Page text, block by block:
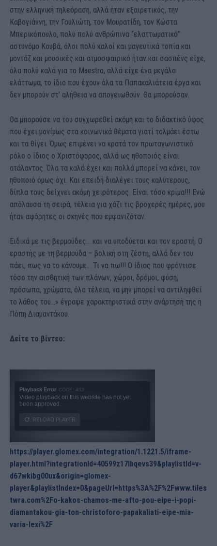
στην ελληνική τηλεόραση, αλλά ήταν εξαιρετικός, την
Καβογιάννη, την Γουλιώτη, τον Μουρατίδη, τον Κώστα
Μπερικόπουλο, πολύ πολύ ανθρώπινα “ελαττωματικό”
αστυνόμο Κουβά, όλοι πολύ καλοί και μαγευτικά τοπία και
μοντάζ και μουσικές και ατμοσφαιρικό ήταν και σασπένς είχε,
όλα πολύ καλά για το Maestro, αλλά είχε ένα μεγάλο
ελάττωμα, το ίδιο που έχουν όλα τα Παπακαλιάτεια έργα και
δεν μπορούν στ’ αλήθεια να απογειωθούν. Θα μπορούσαν.
Θα μπορούσε να του συγχωρεθεί ακόμη και το διδακτικό ύφος
που έχει μονίμως στα κοινωνικά θέματα γιατί τολμάει έστω
και τα θίγει. Όμως επιμένει να κρατά τον πρωταγωνιστικό
ρόλο ο ίδιος ο Χριστόφορος, αλλά ως ηθοποιός είναι
ατάλαντος. Όλα τα καλά έχει και πολλά μπορεί να κάνει, τον
ηθοποιό όμως όχι. Και επειδή διαλέγει τους καλύτερους,
δίπλα τους δείχνει ακόμη χειρότερος. Είναι τόσο κρίμα!!! Ενώ
απόλαυσα τη σειρά, τέλεια για χάζι τις βροχερές ημέρες, μου
ήταν αφόρητες οι σκηνές που εμφανιζόταν.
Ειδικά με τις βερμούδες… και να υποδύεται και τον εραστή. Ο
εραστής με τη βερμούδα – βολική στη ζέστη, αλλά δεν του
πάει, πως να το κάνουμε… Τι να πω!!! Ο ίδιος που φρόντισε
τόσο την αισθητική των πλάνων, χώροι, δρόμοι, φύση,
πρόσωπα, χρώματα, όλα τέλεια, να μην μπορεί να αντιληφθεί
το λάθος του…» έγραψε χαρακτηριστικά στην ανάρτησή της η
Πόπη Διαμαντάκου.
Δείτε το βίντεο:
https://player.glomex.com/integration/1.1221.5/iframe-
player.html?integrationId=40599z17lbqevs39&playlistId=v-
d67wkibg00ux&origin=glomex-
player&playlistIndex=0&pageUrl=https%3A%2F%2Fwww.tiles
twra.com%2Fo-kakos-chamos-me-afto-pou-eipe-i-popi-
diamantakou-gia-ton-christoforo-papakaliati-eipe-mia-
varia-lexi%2F